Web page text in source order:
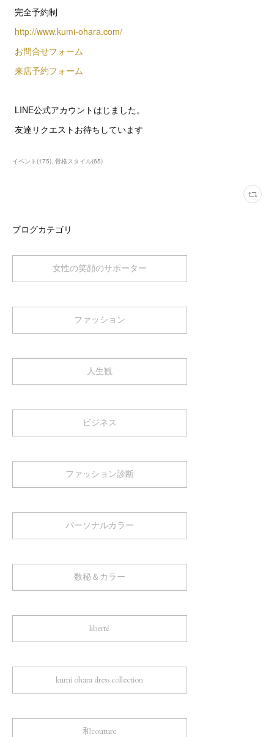
完全予約制
http://www.kumi-ohara.com/
お問合せフォーム
来店予約フォーム
LINE公式アカウントはじました。
友達リクエストお待ちしています
イベント(175) 骨格スタイル(65)
ブログカテゴリ
女性の笑顔のサポーター
ファッション
人生観
ビジネス
ファッション診断
パーソナルカラー
数秘＆カラー
liberté
kumi ohara dress collection
和couture